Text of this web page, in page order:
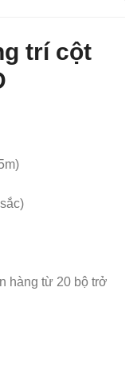
trí cột
hàng từ 20 bộ trở